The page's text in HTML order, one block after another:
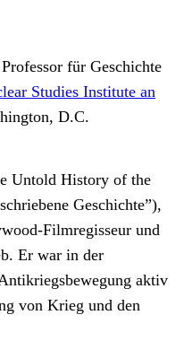
für Geschichte
Studies Institute an
D.C.
Untold History of the
Geschichte”),
Filmregisseur und
Er war in der
aktiv
von Krieg und den